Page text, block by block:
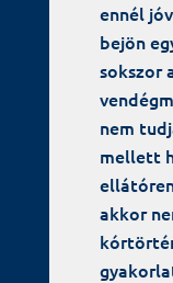
ennél
bejön
sokszor
nem
mellett
akkor